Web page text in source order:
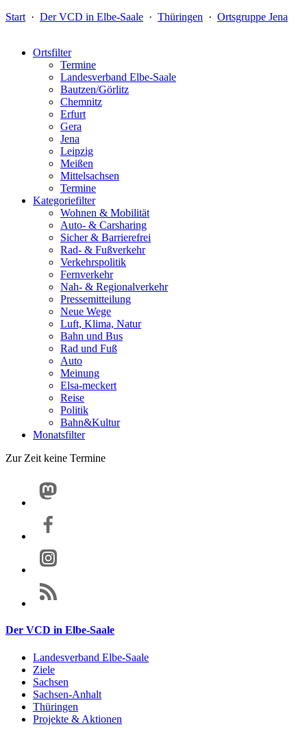
Start · Der VCD in Elbe-Saale · Thüringen · Ortsgruppe Jena
Ortsfilter
Termine
Landesverband Elbe-Saale
Bautzen/Görlitz
Chemnitz
Erfurt
Gera
Jena
Leipzig
Meißen
Mittelsachsen
Termine
Kategoriefilter
Wohnen & Mobilität
Auto- & Carsharing
Sicher & Barrierefrei
Rad- & Fußverkehr
Verkehrspolitik
Fernverkehr
Nah- & Regionalverkehr
Pressemitteilung
Neue Wege
Luft, Klima, Natur
Bahn und Bus
Rad und Fuß
Auto
Meinung
Elsa-meckert
Reise
Politik
Bahn&Kultur
Monatsfilter
Zur Zeit keine Termine
Der VCD in Elbe-Saale
Landesverband Elbe-Saale
Ziele
Sachsen
Sachsen-Anhalt
Thüringen
Projekte & Aktionen